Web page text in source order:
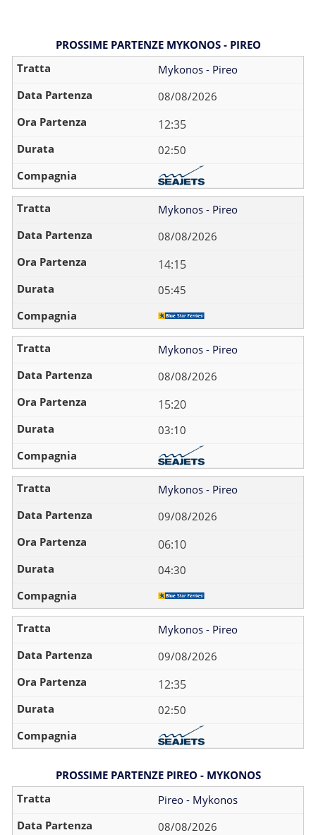
PROSSIME PARTENZE MYKONOS - PIREO
Mykonos - Pireo
08/08/2026
12:35
02:50
Mykonos - Pireo
08/08/2026
14:15
05:45
Mykonos - Pireo
08/08/2026
15:20
03:10
Mykonos - Pireo
09/08/2026
06:10
04:30
Mykonos - Pireo
09/08/2026
12:35
02:50
PROSSIME PARTENZE PIREO - MYKONOS
Pireo - Mykonos
08/08/2026